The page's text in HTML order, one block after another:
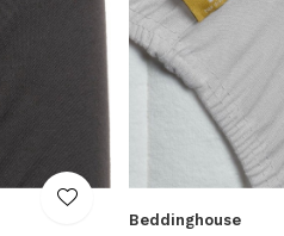
Beddinghouse